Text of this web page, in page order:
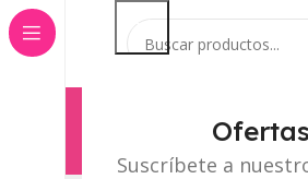
Suscríbete a
CategoríasInicioTienda